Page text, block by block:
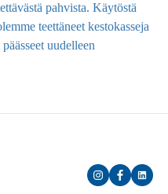
pahvista. Käytöstä
teettäneet kestokasseja
uudelleen